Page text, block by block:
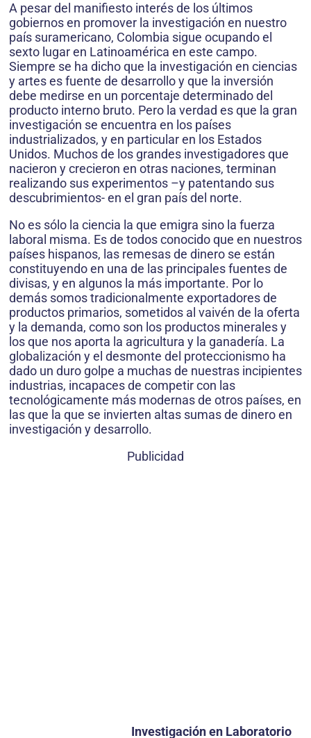
A pesar del manifiesto interés de los últimos
gobiernos en promover la investigación en nuestro
país suramericano, Colombia sigue ocupando el
sexto lugar en Latinoamérica en este campo.
Siempre se ha dicho que la investigación en ciencias
y artes es fuente de desarrollo y que la inversión
debe medirse en un porcentaje determinado del
producto interno bruto. Pero la verdad es que la gran
investigación se encuentra en los países
industrializados, y en particular en los Estados
Unidos. Muchos de los grandes investigadores que
nacieron y crecieron en otras naciones, terminan
realizando sus experimentos –y patentando sus
descubrimientos- en el gran país del norte.
No es sólo la ciencia la que emigra sino la fuerza
laboral misma. Es de todos conocido que en nuestros
países hispanos, las remesas de dinero se están
constituyendo en una de las principales fuentes de
divisas, y en algunos la más importante. Por lo
demás somos tradicionalmente exportadores de
productos primarios, sometidos al vaivén de la oferta
y la demanda, como son los productos minerales y
los que nos aporta la agricultura y la ganadería. La
globalización y el desmonte del proteccionismo ha
dado un duro golpe a muchas de nuestras incipientes
industrias, incapaces de competir con las
tecnológicamente más modernas de otros países, en
las que la que se invierten altas sumas de dinero en
investigación y desarrollo.
Publicidad
Investigación en Laboratorio